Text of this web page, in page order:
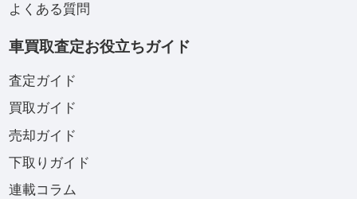
よくある質問
車買取査定お役立ちガイド
査定ガイド
買取ガイド
売却ガイド
下取りガイド
連載コラム